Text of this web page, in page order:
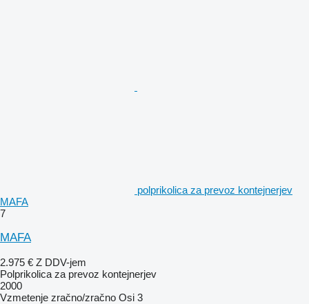
polprikolica za prevoz kontejnerjev
MAFA
7
MAFA
2.975 € Z DDV-jem
Polprikolica za prevoz kontejnerjev
2000
Vzmetenje zračno/zračno Osi 3